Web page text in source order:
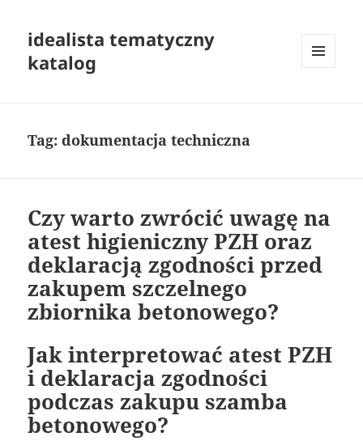
idealista tematyczny
katalog
Tag:dokumentacja techniczna
Czy warto zwrócić uwagę na
atest higieniczny PZH oraz
deklaracją zgodności przed
zakupem szczelnego
zbiornika betonowego?
Jak interpretować atest PZH
i deklaracja zgodności
podczas zakupu szamba
betonowego?